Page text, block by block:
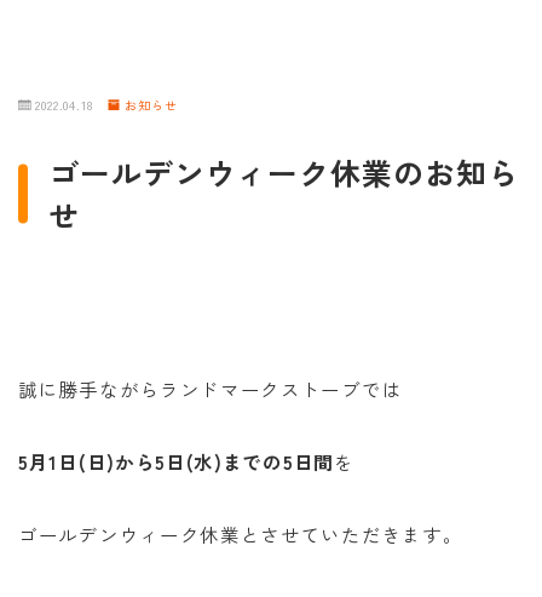
2022.04.18 お知らせ
ゴールデンウィーク休業のお知ら
せ
誠に勝手ながらランドマークストーブでは
5月1日(日)から5日(水)までの5日間を
ゴールデンウィーク休業とさせていただきます。